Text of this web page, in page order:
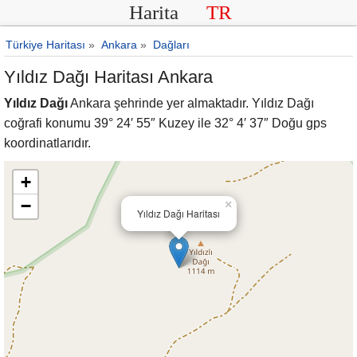
Harita TR
Türkiye Haritası » Ankara » Dağları
Yıldız Dağı Haritası Ankara
Yıldız DağıAnkara şehrinde yer almaktadır. Yıldız Dağı
coğrafi konumu 39° 24′ 55″ Kuzey ile 32° 4′ 37″ Doğu gps
koordinatlarıdır.
Yıldız Dağı Haritası
×
+
−